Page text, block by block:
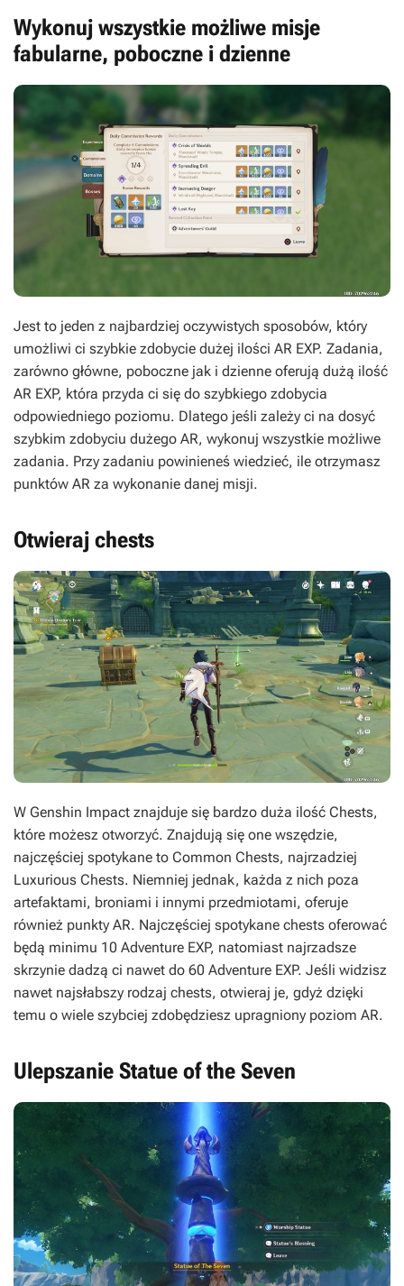
Wykonuj wszystkie możliwe misje
fabularne, poboczne i dzienne
Jest to jeden z najbardziej oczywistych sposobów, który
umożliwi ci szybkie zdobycie dużej ilości AR EXP. Zadania,
zarówno główne, poboczne jak i dzienne oferują dużą ilość
AR EXP, która przyda ci się do szybkiego zdobycia
odpowiedniego poziomu. Dlatego jeśli zależy ci na dosyć
szybkim zdobyciu dużego AR, wykonuj wszystkie możliwe
zadania. Przy zadaniu powinieneś wiedzieć, ile otrzymasz
punktów AR za wykonanie danej misji.
Otwieraj chests
W Genshin Impact znajduje się bardzo duża ilość Chests,
które możesz otworzyć. Znajdują się one wszędzie,
najczęściej spotykane to Common Chests, najrzadziej
Luxurious Chests. Niemniej jednak, każda z nich poza
artefaktami, broniami i innymi przedmiotami, oferuje
również punkty AR. Najczęściej spotykane chests oferować
będą minimu 10 Adventure EXP, natomiast najrzadsze
skrzynie dadzą ci nawet do 60 Adventure EXP. Jeśli widzisz
nawet najsłabszy rodzaj chests, otwieraj je, gdyż dzięki
temu o wiele szybciej zdobędziesz upragniony poziom AR.
Ulepszanie Statue of the Seven